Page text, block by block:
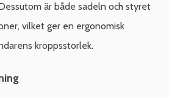
är både sadeln och styret
vilket ger en ergonomisk
kroppsstorlek.